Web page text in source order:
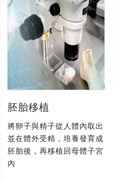
胚胎移植
將卵子與精子從人體內取出
並在體外受精，培養發育成
胚胎後，再移植回母體子宮
內